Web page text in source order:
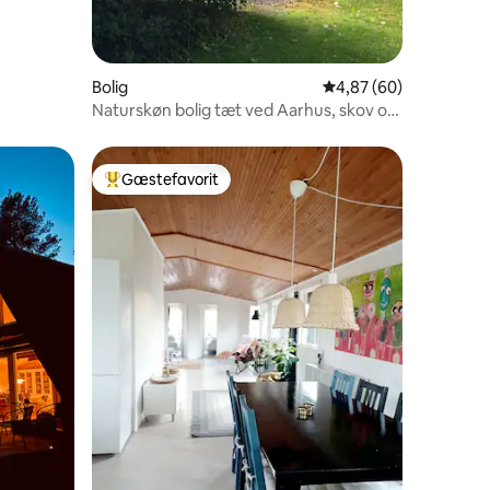
Bolig 4,87 ud af 5 i
4,87 (60)
Naturskøn bolig tæt ved Aarhus, skov og
omtaler
Bedste gæstefavorit
Gæstefavorit